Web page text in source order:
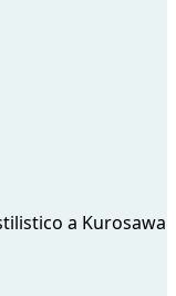
a Kurosawa